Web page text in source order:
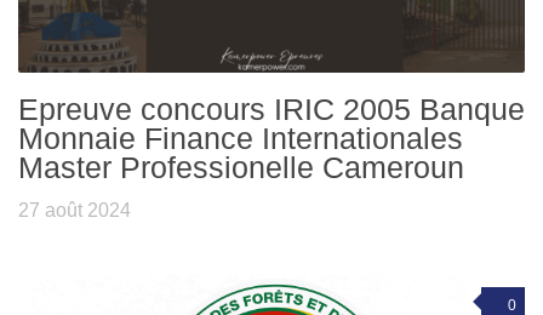
Epreuve concours IRIC 2005 Banque
Monnaie Finance Internationales
Master Professionelle Cameroun
27 août 2024
0